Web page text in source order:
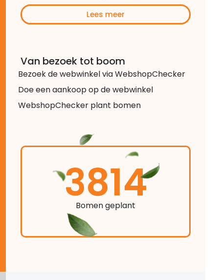
Lees meer
Van bezoek tot boom
Bezoek de webwinkel via WebshopChecker
Doe een aankoop op de webwinkel
WebshopChecker plant bomen
3814
Bomen geplant